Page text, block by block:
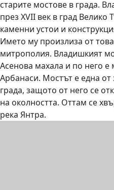
старите мостове в града.
през XVII век в град
каменни устои и
Името му произлиза от
митрополия. Владишкият
Асенова махала и по него
Арбанаси. Мостът е една от
града, защото от него се
на околността. Оттам се
река Янтра.